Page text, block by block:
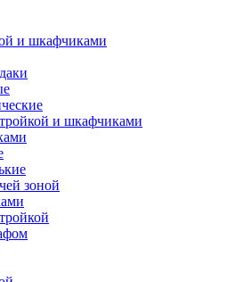
и шкафчиками
и шкафчиками
зоной